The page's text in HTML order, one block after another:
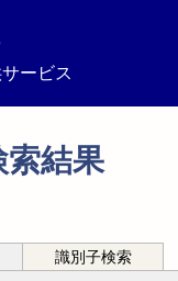
ービス
索結果
識別子検索